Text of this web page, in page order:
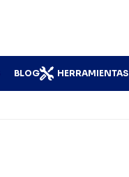
BLOG HERRAMIENTAS